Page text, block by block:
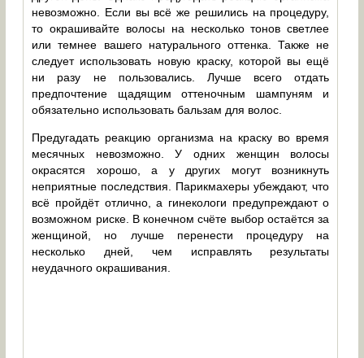
невозможно. Если вы всё же решились на процедуру,
то окрашивайте волосы на несколько тонов светлее
или темнее вашего натурального оттенка. Также не
следует использовать новую краску, которой вы ещё
ни разу не пользовались. Лучше всего отдать
предпочтение щадящим оттеночным шампуням и
обязательно использовать бальзам для волос.
Предугадать реакцию организма на краску во время
месячных невозможно. У одних женщин волосы
окрасятся хорошо, а у других могут возникнуть
неприятные последствия. Парикмахеры убеждают, что
всё пройдёт отлично, а гинекологи предупреждают о
возможном риске. В конечном счёте выбор остаётся за
женщиной, но лучше перенести процедуру на
несколько дней, чем исправлять результаты
неудачного окрашивания.